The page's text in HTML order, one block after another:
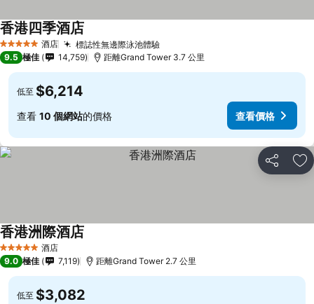
5 星級 酒店 標誌性無邊際泳池體驗查看價格
香港四季酒店
9.5 極佳 14,759 距離Grand Tower 3.7 公里
低至 $6,214
查看 10 個網站的價格 查看價格
分享 放
5 星級 酒店
香港洲際酒店
9.0 極佳 7,119 距離Grand Tower 2.7 公里
低至 $3,082